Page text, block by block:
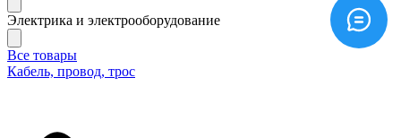
Электрика и электрооборудование
Все товары
Кабель, провод, трос